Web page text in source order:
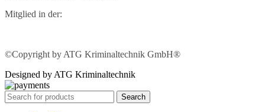
Mitglied in der:
©Copyright by ATG Kriminaltechnik GmbH®
Designed by ATG Kriminaltechnik
Search